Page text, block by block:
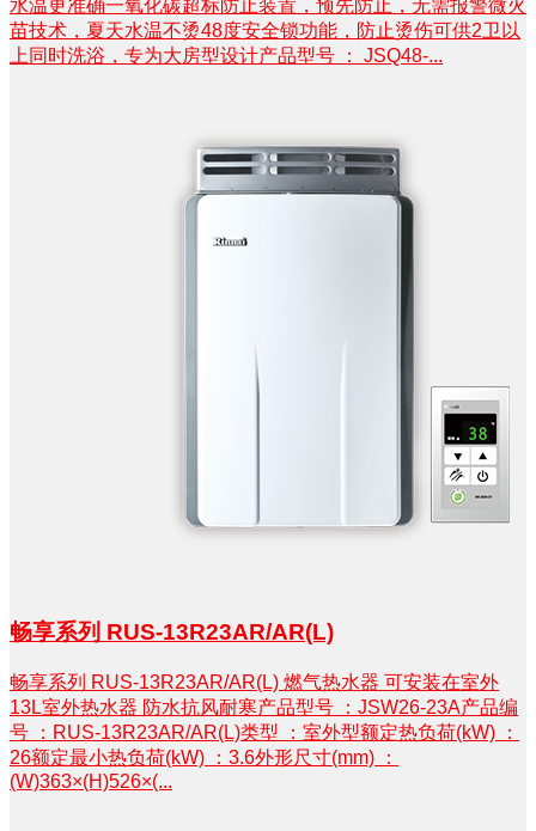
水温更准确一氧化碳超标防止装置，预先防止，无需报警微火
苗技术，夏天水温不烫48度安全锁功能，防止烫伤可供2卫以
上同时洗浴，专为大房型设计产品型号 ： JSQ48-...
畅享系列 RUS-13R23AR/AR(L)
畅享系列 RUS-13R23AR/AR(L) 燃气热水器 可安装在室外
13L室外热水器 防水抗风耐寒产品型号 ：JSW26-23A产品编
号 ：RUS-13R23AR/AR(L)类型 ：室外型额定热负荷(kW) ：
26额定最小热负荷(kW) ：3.6外形尺寸(mm) ：
(W)363×(H)526×(...